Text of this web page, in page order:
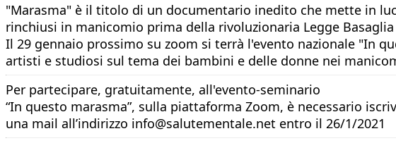
"Marasma" è il titolo di un documentario inedito che mette in
rinchiusi in manicomio prima della rivoluzionaria Legge Basaglia
Il 29 gennaio prossimo su zoom si terrà l'evento nazionale "In
artisti e studiosi sul tema dei bambini e delle donne nei
Per partecipare, gratuitamente, all'evento-seminario
“In questo marasma”, sulla piattaforma Zoom, è necessario
una mail all’indirizzo info@salutementale.net entro il 26/1/2021